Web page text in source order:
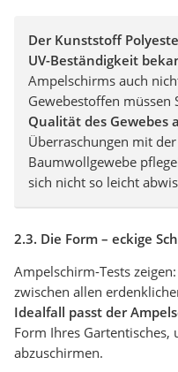
Der Kunststoff
UV-Beständigkeit
Ampelschirms auch
Gewebestoffen müssen
Qualität des Gewebes
Überraschungen mit
Baumwollgewebe
sich nicht so leicht
2.3. Die Form – eckige
Ampelschirm-Tests
zwischen allen
Idealfall passt der
Form Ihres Gartentisches,
abzuschirmen.